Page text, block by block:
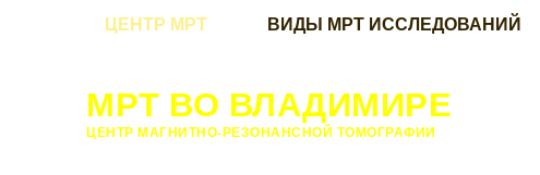
ЦЕНТР МРТ ВИДЫ МРТ ИССЛЕДОВАНИЙ
МРТ ВО ВЛАДИМИРЕ
ЦЕНТР МАГНИТНО-РЕЗОНАНСНОЙ ТОМОГРАФИИ